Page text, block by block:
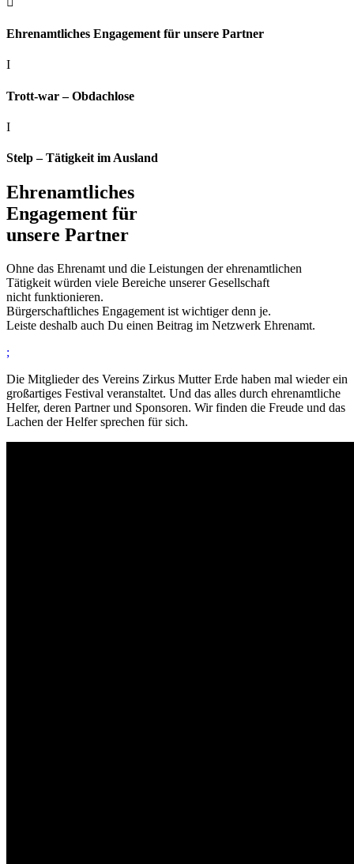
Ehrenamtliches Engagement für unsere Partner
I
Trott-war – Obdachlose
I
Stelp – Tätigkeit im Ausland
Ehrenamtliches
Engagement für
unsere Partner
Ohne das Ehrenamt und die Leistungen der ehrenamtlichen
Tätigkeit würden viele Bereiche unserer Gesellschaft
nicht funktionieren.
Bürgerschaftliches Engagement ist wichtiger denn je.
Leiste deshalb auch Du einen Beitrag im Netzwerk Ehrenamt.
;
Die Mitglieder des Vereins Zirkus Mutter Erde haben mal wieder ein
großartiges Festival veranstaltet. Und das alles durch ehrenamtliche
Helfer, deren Partner und Sponsoren. Wir finden die Freude und das
Lachen der Helfer sprechen für sich.